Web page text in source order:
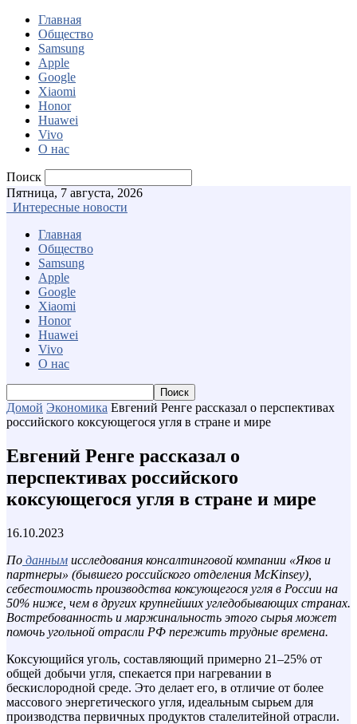
Главная
Общество
Samsung
Apple
Google
Xiaomi
Honor
Huawei
Vivo
О нас
Поиск
Пятница, 7 августа, 2026
Интересные новости
Главная
Общество
Samsung
Apple
Google
Xiaomi
Honor
Huawei
Vivo
О нас
Домой Экономика Евгений Ренге рассказал о перспективах
российского коксующегося угля в стране и мире
Евгений Ренге рассказал о
перспективах российского
коксующегося угля в стране и мире
16.10.2023
По данным исследования консалтинговой компании «Яков и
партнеры» (бывшего российского отделения McKinsey),
себестоимость производства коксующегося угля в России на
50% ниже, чем в других крупнейших угледобывающих странах.
Востребованность и маржинальность этого сырья может
помочь угольной отрасли РФ пережить трудные времена.
Коксующийся уголь, составляющий примерно 21–25% от
общей добычи угля, спекается при нагревании в
бескислородной среде. Это делает его, в отличие от более
массового энергетического угля, идеальным сырьем для
производства первичных продуктов сталелитейной отрасли.